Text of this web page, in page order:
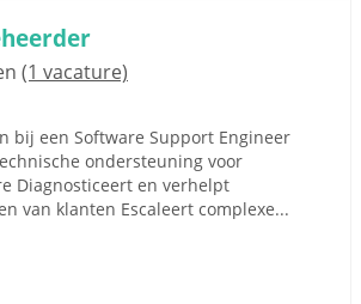
(1 vacature)
bij een Software Support Engineer
ondersteuning voor
Diagnosticeert en verhelpt
van klanten Escaleert complexe...